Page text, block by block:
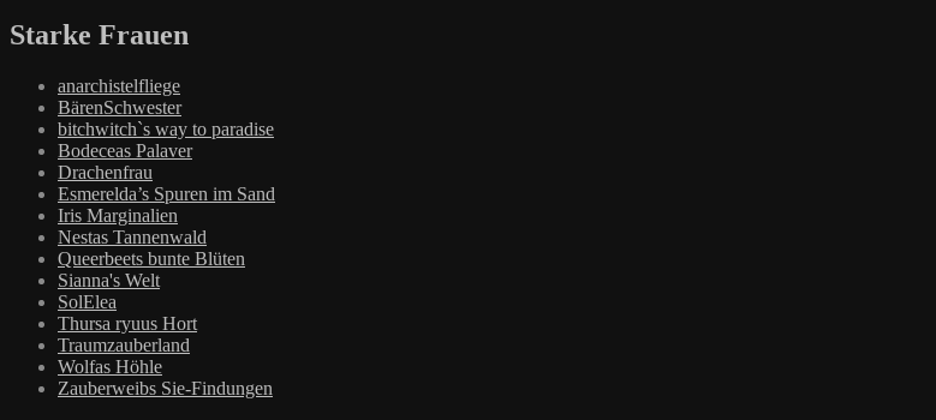
Starke Frauen
anarchistelfliege
BärenSchwester
bitchwitch`s way to paradise
Bodeceas Palaver
Drachenfrau
Esmerelda’s Spuren im Sand
Iris Marginalien
Nestas Tannenwald
Queerbeets bunte Blüten
Sianna's Welt
SolElea
Thursa ryuus Hort
Traumzauberland
Wolfas Höhle
Zauberweibs Sie-Findungen